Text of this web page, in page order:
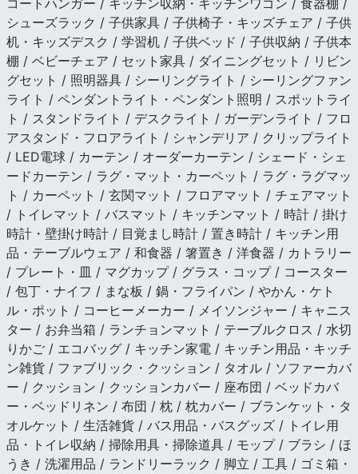
コートハンガー / キッチン収納・キッチンワゴン / 食器棚 /
シューズラック / 子供家具 / 子供椅子・キッズチェア / 子供
机・キッズデスク / 学習机 / 子供ベッド / 子供収納 / 子供本
棚 / ベビーチェア / セット家具 / ダイニングセット / リビン
グセット / 照明器具 / シーリングライト / シーリングファン
ライト / ペンダントライト・ペンダント照明 / スポットライ
ト / スタンドライト / デスクライト / ガーデンライト / フロ
アスタンド・フロアライト / シャンデリア / クリップライト
/ LED電球 / カーテン / オーダーカーテン / シェード・シェ
ードカーテン / ラグ・マット・カーペット / ラグ・ラグマッ
ト / カーペット / 玄関マット / フロアマット / チェアマット
/ トイレマット / バスマット / キッチンマット / 時計 / 掛け
時計・壁掛け時計 / 目覚まし時計 / 置き時計 / キッチン用
品・テーブルウェア / 和食器 / 箸置き / 洋食器 / カトラリー
/ プレート・皿 / マグカップ / グラス・コップ / コースター
/ 包丁・ナイフ / まな板 / 鍋・フライパン / やかん・ケト
ル・ポット / コーヒーメーカー / メイソンジャー / キャニス
ター / お弁当箱 / ランチョンマット / テーブルクロス / 水切
りかご / エコバッグ / キッチン家電 / キッチン用品・キッチ
ン雑貨 / ファブリック・クッション / タオル / ソファーカバ
ー / クッション / クッションカバー / 座布団 / ベッドカバ
ー・ベッドリネン / 布団 / 枕 / 枕カバー / ブランケット・タ
オルケット / 生活雑貨 / バス用品・バスグッズ / トイレ用
品・トイレ収納 / 掃除用具・掃除道具 / モップ / ブラシ / ほ
うき / 洗濯用品 / ランドリーラック / 脚立 / 工具 / ゴミ箱・